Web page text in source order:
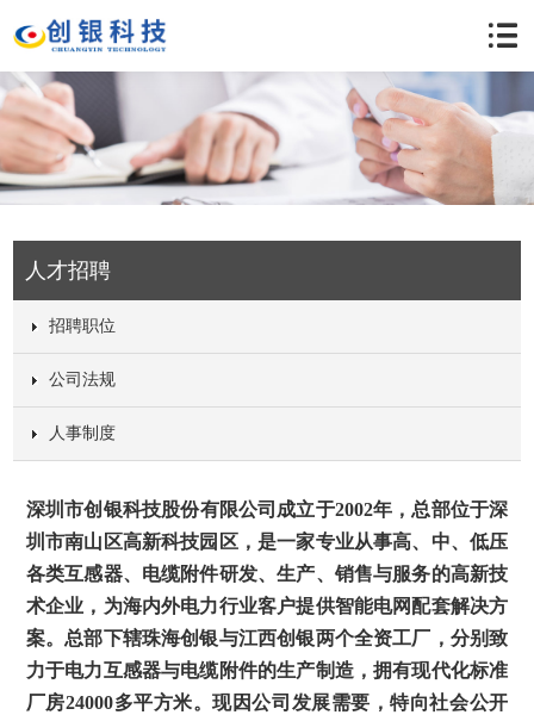
人才招聘
招聘职位
公司法规
人事制度
深圳市创银科技股份有限公司成立于2002年，总部位于深
圳市南山区高新科技园区，是一家专业从事高、中、低压
各类互感器、电缆附件研发、生产、销售与服务的高新技
术企业，为海内外电力行业客户提供智能电网配套解决方
案。总部下辖珠海创银与江西创银两个全资工厂，分别致
力于电力互感器与电缆附件的生产制造，拥有现代化标准
厂房24000多平方米。现因公司发展需要，特向社会公开